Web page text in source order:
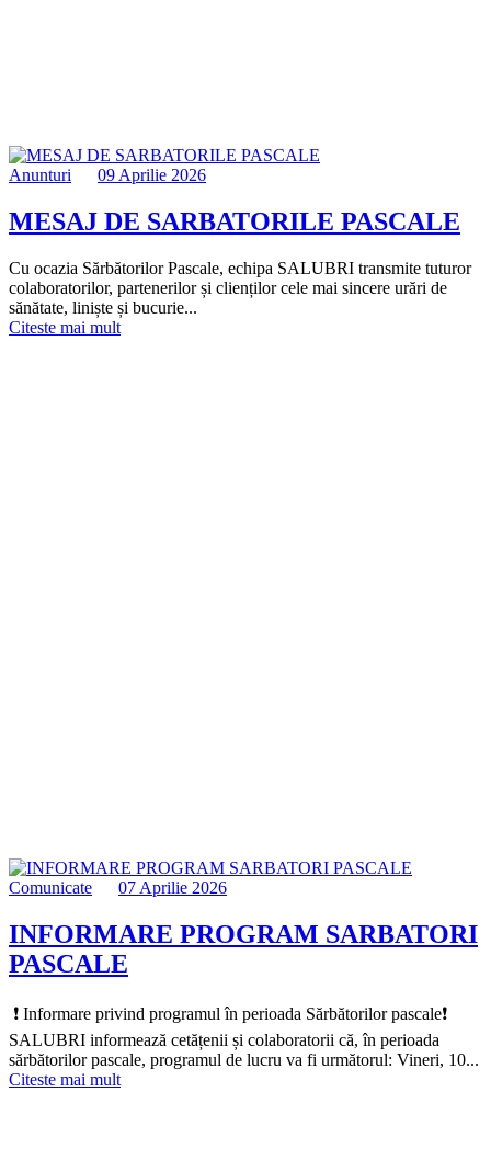
Anunturi 09 Aprilie 2026
MESAJ DE SARBATORILE PASCALE
Cu ocazia Sărbătorilor Pascale, echipa SALUBRI transmite tuturor
colaboratorilor, partenerilor și clienților cele mai sincere urări de
sănătate, liniște și bucurie...
Citeste mai mult
Comunicate 07 Aprilie 2026
INFORMARE PROGRAM SARBATORI
PASCALE
️ ❗️ Informare privind programul în perioada Sărbătorilor pascale❗️
SALUBRI informează cetățenii și colaboratorii că, în perioada
sărbătorilor pascale, programul de lucru va fi următorul: Vineri, 10...
Citeste mai mult